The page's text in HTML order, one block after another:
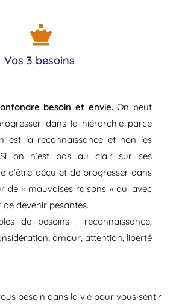
Vos 3 besoins
besoin et envie.On peut
dans la hiérarchie parce
est la reconnaissance et non les
Si on n’est pas au clair sur ses
d’être déçu et de progresser dans
de « mauvaises raisons » qui avec
devenir pesantes.
de besoins : reconnaissance,
amour, attention, liberté
besoin dans la vie pour vous sentir